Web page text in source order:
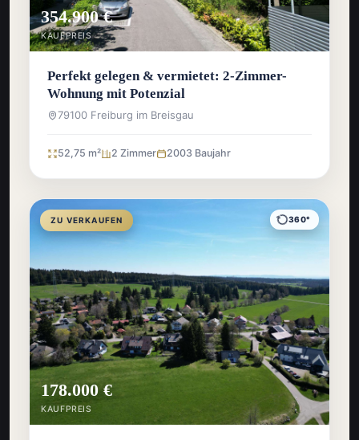
354.900 €
KAUFPREIS
Perfekt gelegen & vermietet: 2-Zimmer-
Wohnung mit Potenzial
79100 Freiburg im Breisgau
52,75 m² 2 Zimmer 2003 Baujahr
ZU VERKAUFEN 360°
178.000 €
KAUFPREIS